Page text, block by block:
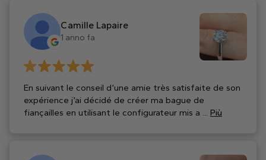
Camille Lapaire
1 anno fa
En suivant le conseil d’une amie très satisfaite de son
expérience j’ai décidé de créer ma bague de
fiançailles en utilisant le configurateur mis a ... Più